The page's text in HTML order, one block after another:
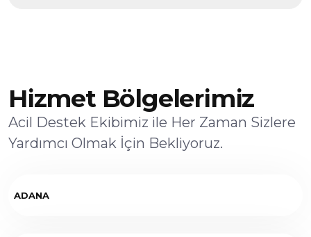
Hizmet Bölgelerimiz
Acil Destek Ekibimiz ile Her Zaman Sizlere
Yardımcı Olmak İçin Bekliyoruz.
ADANA